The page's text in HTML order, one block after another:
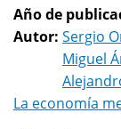
peso
Año de
Autor: Sergio
Miguel
La economía